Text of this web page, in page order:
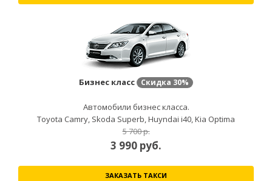
Бизнес класс Скидка 30%
Автомобили бизнес класса.
Toyota Camry, Skoda Superb, Huyndai i40, Kia Optima
5 700 р.
3 990 руб.
ЗАКАЗАТЬ ТАКСИ